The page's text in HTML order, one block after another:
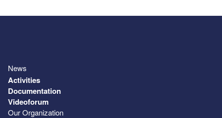
News
Activities
Documentation
Videoforum
Our Organization